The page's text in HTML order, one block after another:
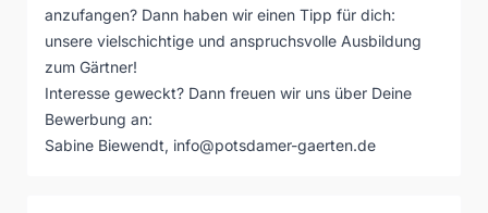
anzufangen? Dann haben wir einen Tipp für dich:
unsere vielschichtige und anspruchsvolle Ausbildung
zum Gärtner!
Interesse geweckt? Dann freuen wir uns über Deine
Bewerbung an:
Sabine Biewendt, info@potsdamer-gaerten.de